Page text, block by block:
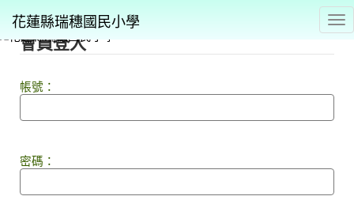
花蓮縣瑞穗國民小學
⏸
會員登入
帳號：
密碼：